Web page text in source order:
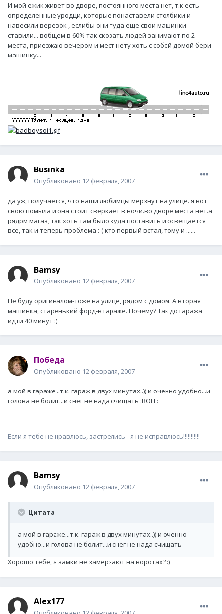
И мой ежик живет во дворе, постоянного места нет, т.к есть
определенные уродци, которые понаставели столбики и
навесили веревок , еслибы они туда еще свои машинки
ставили... вобщем в 60% так скозать людей занимают по 2
места, приезжаю вечером и мест нету хоть с собой домой бери
машинку...
Businka
Опубликовано 12 февраля, 2007
да уж, получается, что наши любимцы мерзнут на улице. я вот
свою помыла и она стоит сверкает в ночи.во дворе места нет.а
рядрм магаз, так хоть там было куда поставить и освещается
все, так и теперь проблема :-( кто первый встал, тому и ......
Bamsy
Опубликовано 12 февраля, 2007
Не буду оригиналом-тоже на улице, рядом с домом. А вторая
машинка, старенький форд-в гараже. Почему? Так до гаража
идти 40 минут :(
Победа
Опубликовано 12 февраля, 2007
а мой в гараже...т.к. гараж в двух минутах..)) и оченно удобно...и
голова не болит...и снег не нада счищать :ROFL:
Если я тебе не нравлюсь, застрелись - я не исправлюсь!!!!!!!!!!!
Bamsy
Опубликовано 12 февраля, 2007
Цитата
а мой в гараже...т.к. гараж в двух минутах..)) и оченно
удобно...и голова не болит...и снег не нада счищать
Хорошо тебе, а замки не замерзают на воротах? :)
Alex177